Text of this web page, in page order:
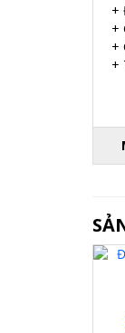
+
+
+
+